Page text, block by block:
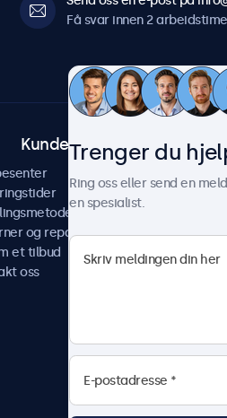
Få svar innen 2
Kundeservice
og reparer
et tilbud
oss
Jobb
Trenger du
Ring oss eller send en
en spesialist.